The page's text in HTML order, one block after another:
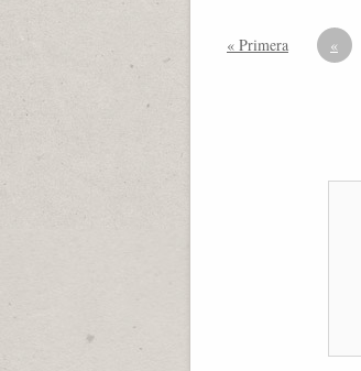
« Primera «